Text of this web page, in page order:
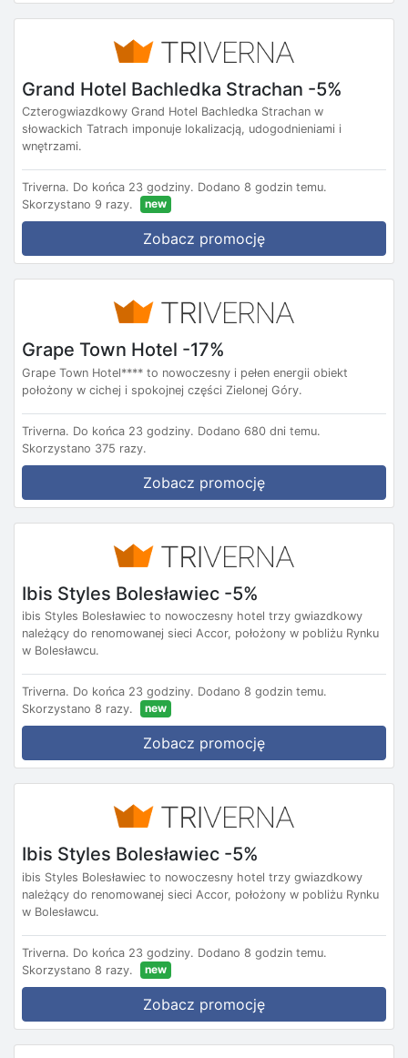
Grand Hotel Bachledka Strachan -5%
Czterogwiazdkowy Grand Hotel Bachledka Strachan w
słowackich Tatrach imponuje lokalizacją, udogodnieniami i
wnętrzami.
Triverna. Do końca 23 godziny. Dodano 8 godzin temu.
Skorzystano 9 razy.
new
Zobacz promocję
Grape Town Hotel -17%
Grape Town Hotel**** to nowoczesny i pełen energii obiekt
położony w cichej i spokojnej części Zielonej Góry.
Triverna. Do końca 23 godziny. Dodano 680 dni temu.
Skorzystano 375 razy.
Zobacz promocję
Ibis Styles Bolesławiec -5%
ibis Styles Bolesławiec to nowoczesny hotel trzy gwiazdkowy
należący do renomowanej sieci Accor, położony w pobliżu Rynku
w Bolesławcu.
Triverna. Do końca 23 godziny. Dodano 8 godzin temu.
Skorzystano 8 razy.
new
Zobacz promocję
Ibis Styles Bolesławiec -5%
ibis Styles Bolesławiec to nowoczesny hotel trzy gwiazdkowy
należący do renomowanej sieci Accor, położony w pobliżu Rynku
w Bolesławcu.
Triverna. Do końca 23 godziny. Dodano 8 godzin temu.
Skorzystano 8 razy.
new
Zobacz promocję